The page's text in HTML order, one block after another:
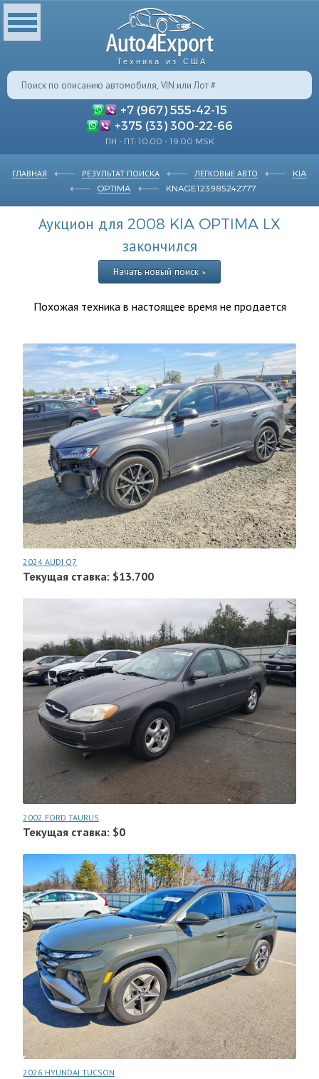
Техника из США
+7 (967) 555-42-15
+375 (33) 300-22-66
ПН - ПТ: 10:00 - 19:00 MSK
ГЛАВНАЯ РЕЗУЛЬТАТ ПОИСКА ЛЕГКОВЫЕ АВТО
KIA
OPTIMA
KNAGE123985242777
Аукцион для 2008 KIA OPTIMA LX
закончился
Начать новый поиск »
Похожая техника в настоящее время не продается
2024 AUDI Q7
Текущая ставка: $13.700
2002 FORD TAURUS
Текущая ставка: $0
2026 HYUNDAI TUCSON